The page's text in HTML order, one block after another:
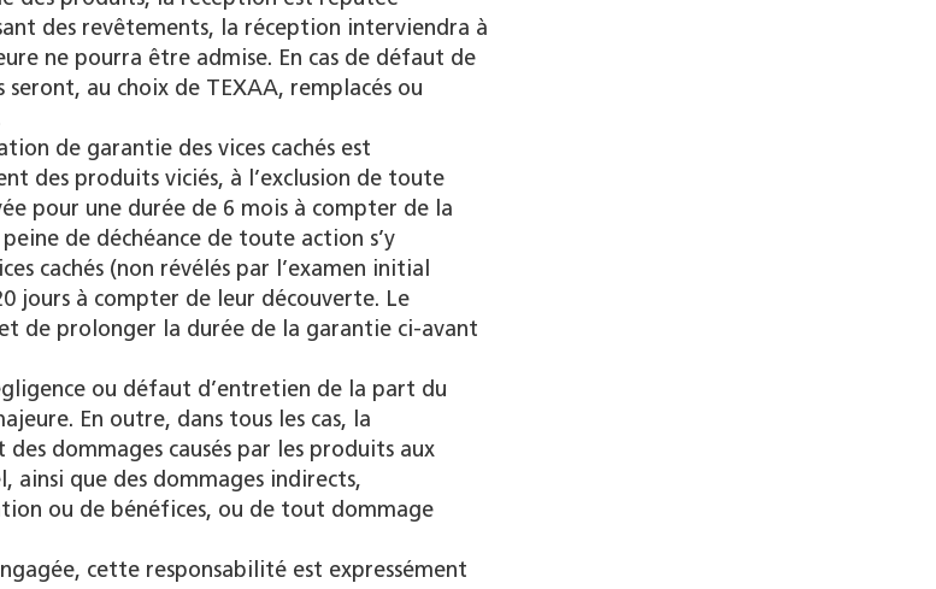
des revêtements, la réception interviendra à
ne pourra être admise. En cas de défaut de
au choix de TEXAA, remplacés ou
de garantie des vices cachés est
des produits viciés, à l’exclusion de toute
pour une durée de 6 mois à compter de la
de déchéance de toute action s’y
cachés (non révélés par l’examen initial
jours à compter de leur découverte. Le
de prolonger la durée de la garantie ci-avant
ou défaut d’entretien de la part du
En outre, dans tous les cas, la
dommages causés par les produits aux
ainsi que des dommages indirects,
ou de bénéfices, ou de tout dommage
cette responsabilité est expressément